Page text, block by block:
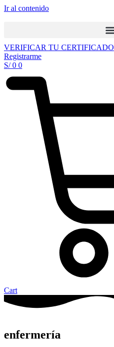
Ir al contenido
VERIFICAR TU CERTIFICADO
Registrarme
S/0 0
Cart
enfermería